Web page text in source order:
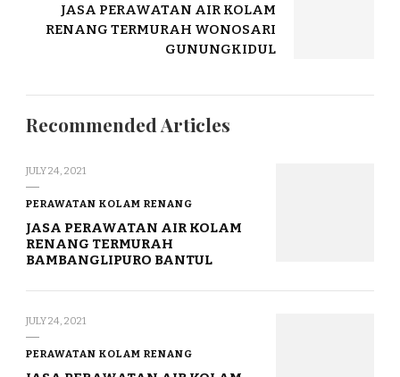
JASA PERAWATAN AIR KOLAM
RENANG TERMURAH WONOSARI
GUNUNGKIDUL
Recommended Articles
JULY 24, 2021
PERAWATAN KOLAM RENANG
JASA PERAWATAN AIR KOLAM
RENANG TERMURAH
BAMBANGLIPURO BANTUL
JULY 24, 2021
PERAWATAN KOLAM RENANG